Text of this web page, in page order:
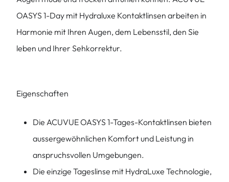
OASYS 1-Day mit Hydraluxe Kontaktlinsen arbeiten in
Harmonie mit Ihren Augen, dem Lebensstil, den Sie
leben und Ihrer Sehkorrektur.
Eigenschaften
Die ACUVUE OASYS 1-Tages-Kontaktlinsen bieten
aussergewöhnlichen Komfort und Leistung in
anspruchsvollen Umgebungen.
Die einzige Tageslinse mit HydraLuxe Technologie,